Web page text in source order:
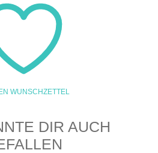
WUNSCHZETTEL
DIR AUCH